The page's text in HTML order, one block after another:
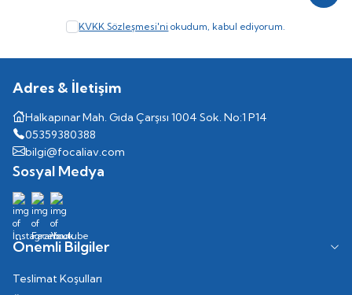
KVKK Sözleşmesi'ni okudum, kabul ediyorum.
Adres & İletişim
Halkapınar Mah. Gıda Çarşısı 1004 Sok. No:1 P14
05359380388
bilgi@focaliav.com
Sosyal Medya
Önemli Bilgiler
Teslimat Koşulları